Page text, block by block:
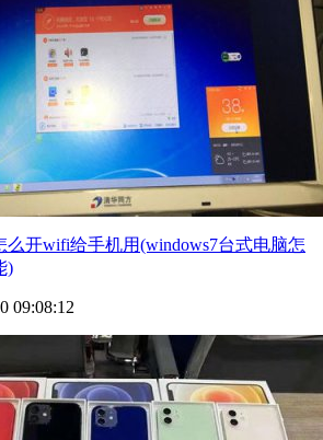
么开wifi给手机用(windows7台式电脑怎
)
09:08:12